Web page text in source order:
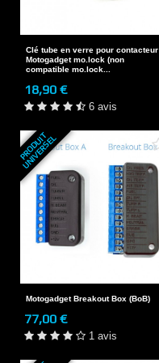
Clé tube en verre pour contacteur
Motogadget mo.lock (non
compatible mo.lock...
18,90 €
6 avis
P
R
O
D
U
I
T
U
N
I
V
E
R
S
E
L
Motogadget Breakout Box (BoB)
77,00 €
1 avis